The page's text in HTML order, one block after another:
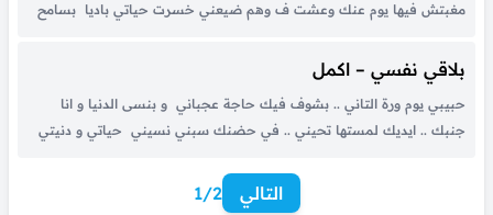
مغبتش فيها يوم عنك وعشت ف وهم ضيعني خسرت حياتي باديا بسامح
فجأة بهون عليك ملقتش حاجة من اللي انا حبيتها...
بلاقي نفسي – اكمل
حبيبي يوم ورة التاني .. بشوف فيك حاجة عجباني و بنسى الدنيا و انا
جنبك .. ايديك لمستها تحيني .. في حضنك سبني نسيني حياتي و دنيتي
التالي 1/2